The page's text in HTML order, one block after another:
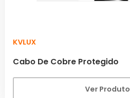
KVLUX
Cabo De Cobre Protegido
Ver Produto